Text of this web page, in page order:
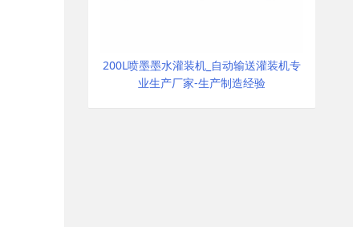
200L喷墨墨水灌装机_自动输送灌装机专
业生产厂家-生产制造经验